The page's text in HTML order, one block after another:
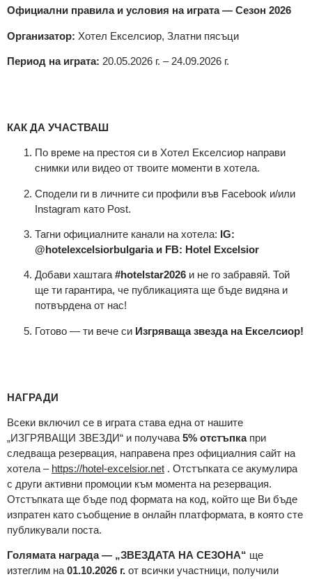
Официални правила и условия на играта — Сезон 2026
Организатор: Хотел Екселсиор, Златни пясъци
Период на играта: 20.05.2026 г. – 24.09.2026 г.
КАК ДА УЧАСТВАШ
По време на престоя си в Хотел Екселсиор направи
снимки или видео от твоите моменти в хотела.
Сподели ги в личните си профили във Facebook и/или
Instagram като Post.
Тагни официалните канали на хотела: IG:
@hotelexcelsiorbulgaria и FB: Hotel Excelsior
Добави хаштага #hotelstar2026 и не го забравяй. Той
ще ти гарантира, че публикацията ще бъде видяна и
потвърдена от нас!
Готово — ти вече си Изгряваща звезда на Екселсиор!
НАГРАДИ
Всеки включил се в играта става една от нашите
„ИЗГРЯВАЩИ ЗВЕЗДИ“ и получава 5% отстъпкапри
следваща резервация, направена през официалния сайт на
хотела – https://hotel-excelsior.net . Отстъпката се акумулира
с други активни промоции към момента на резервация.
Отстъпката ще бъде под формата на код, който ще Ви бъде
изпратен като съобщение в онлайн платформата, в която сте
публикували поста.
Голямата награда — „ЗВЕЗДАТА НА СЕЗОНА“ ще
изтеглим на 01.10.2026 г. от всички участници, получили